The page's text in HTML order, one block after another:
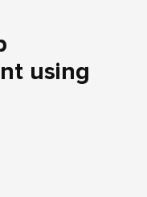
using